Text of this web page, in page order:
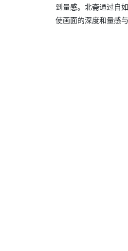
到量感。北斋通过自
使画面的深度和量感